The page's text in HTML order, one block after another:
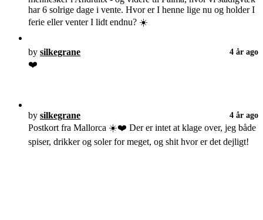
har 6 solrige dage i vente. Hvor er I henne lige nu og holder I
ferie eller venter I lidt endnu? ☀️
by silkegrane 4 år ago
❤️
by silkegrane 4 år ago
Postkort fra Mallorca ☀️❤️ Der er intet at klage over, jeg både
spiser, drikker og soler for meget, og shit hvor er det dejligt!